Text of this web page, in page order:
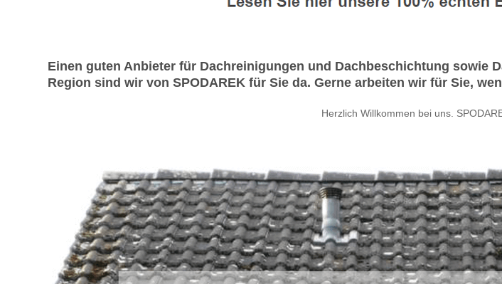
Einen guten Anbieter für Dachreinigungen und Dachbeschichtung sowie
Region sind wir von SPODAREK für Sie da. Gerne arbeiten wir für Sie,
Herzlich Willkommen bei uns.